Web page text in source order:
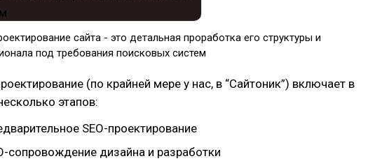
сайта - это детальная проработка его структуры и
под требования поисковых систем
(по крайней мере у нас, в “Сайтоник”) включает в
этапов:
SEO-проектирование
сопровождение дизайна и разработки